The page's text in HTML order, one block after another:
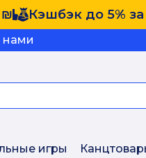
₪ Кэшбэк до 5%
нами
игры